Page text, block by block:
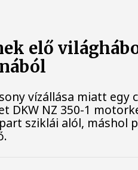
elő
vízállása miatt egy
DKW NZ 350-1
sziklái alól, máshol